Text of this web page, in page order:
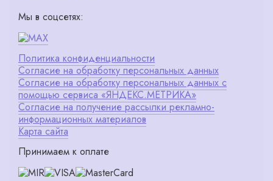
Мы в соцсетях:
Политика конфиденциальности
Согласие на обработку персональных данных
Согласие на обработку персональных данных с
помощью сервиса «ЯНДЕКС.МЕТРИКА»
Согласие на получение рассылки рекламно-
информационных материалов
Карта сайта
Принимаем к оплате